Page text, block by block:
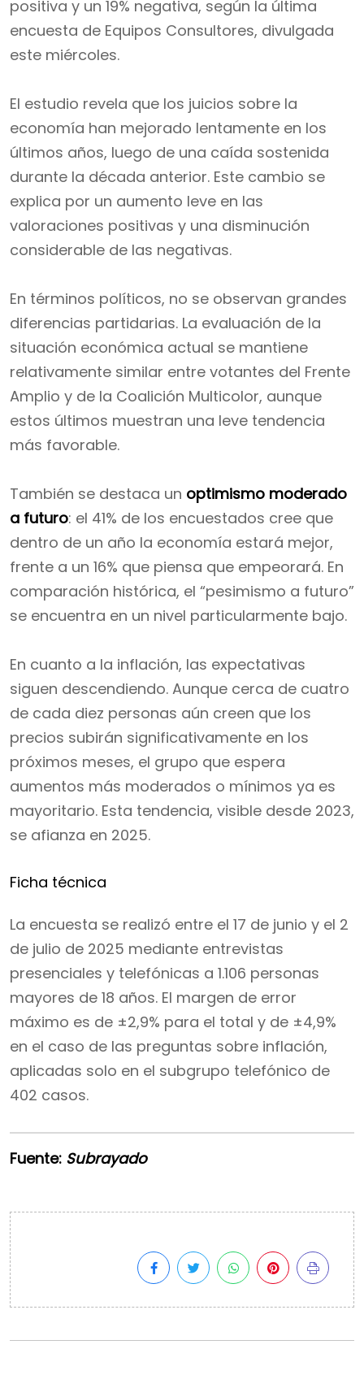
positiva y un 19% negativa, según la última
encuesta de Equipos Consultores, divulgada
este miércoles.
El estudio revela que los juicios sobre la
economía han mejorado lentamente en los
últimos años, luego de una caída sostenida
durante la década anterior. Este cambio se
explica por un aumento leve en las
valoraciones positivas y una disminución
considerable de las negativas.
En términos políticos, no se observan grandes
diferencias partidarias. La evaluación de la
situación económica actual se mantiene
relativamente similar entre votantes del Frente
Amplio y de la Coalición Multicolor, aunque
estos últimos muestran una leve tendencia
más favorable.
También se destaca un optimismo moderado
a futuro: el 41% de los encuestados cree que
dentro de un año la economía estará mejor,
frente a un 16% que piensa que empeorará. En
comparación histórica, el “pesimismo a futuro”
se encuentra en un nivel particularmente bajo.
En cuanto a la inflación, las expectativas
siguen descendiendo. Aunque cerca de cuatro
de cada diez personas aún creen que los
precios subirán significativamente en los
próximos meses, el grupo que espera
aumentos más moderados o mínimos ya es
mayoritario. Esta tendencia, visible desde 2023,
se afianza en 2025.
Ficha técnica
La encuesta se realizó entre el 17 de junio y el 2
de julio de 2025 mediante entrevistas
presenciales y telefónicas a 1.106 personas
mayores de 18 años. El margen de error
máximo es de ±2,9% para el total y de ±4,9%
en el caso de las preguntas sobre inflación,
aplicadas solo en el subgrupo telefónico de
402 casos.
Fuente: Subrayado